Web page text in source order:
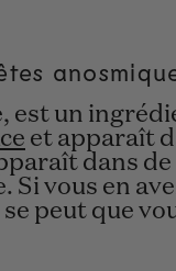
est un
et apparaît
dans
Si vous en
peut que